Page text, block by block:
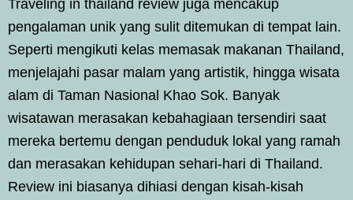
Traveling in thailand review juga mencakup
pengalaman unik yang sulit ditemukan di tempat lain.
Seperti mengikuti kelas memasak makanan Thailand,
menjelajahi pasar malam yang artistik, hingga wisata
alam di Taman Nasional Khao Sok. Banyak
wisatawan merasakan kebahagiaan tersendiri saat
mereka bertemu dengan penduduk lokal yang ramah
dan merasakan kehidupan sehari-hari di Thailand.
Review ini biasanya dihiasi dengan kisah-kisah